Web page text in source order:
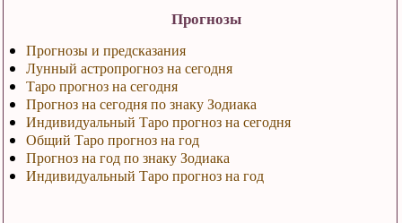
Прогнозы
Прогнозы и предсказания
Лунный астропрогноз на сегодня
Таро прогноз на сегодня
Прогноз на сегодня по знаку Зодиака
Индивидуальный Таро прогноз на сегодня
Общий Таро прогноз на год
Прогноз на год по знаку Зодиака
Индивидуальный Таро прогноз на год